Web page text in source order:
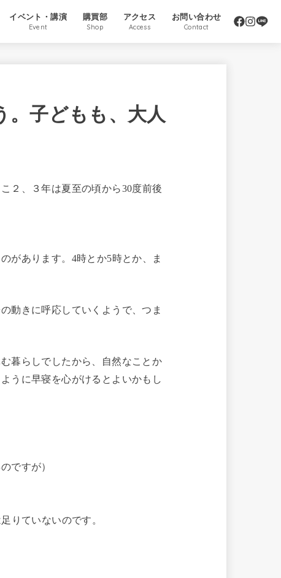
イベント・講演
Event
購買部
Shop
アクセス
Access
お問い合わせ
Contact
。子どもも、大人
２、３年は夏至の頃から30度前後
があります。4時とか5時とか、ま
動きに呼応していくようで、つま
暮らしでしたから、自然なことか
うに早寝を心がけるとよいかもし
ですが）
りていないのです。